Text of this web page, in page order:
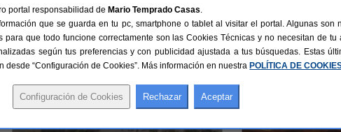
Casa Rural Primavera d´Hivern
portal responsabilidad de Mario Temprado Casas.
que se guarda en tu pc, smartphone o tablet al visitar el portal. Algunas son
que todo funcione correctamente son las Cookies Técnicas y no necesitan de tu
según tus preferencias y con publicidad ajustada a tus búsquedas. Estas
desde “Configuración de Cookies”. Más información en nuestra POLÍTICA DE